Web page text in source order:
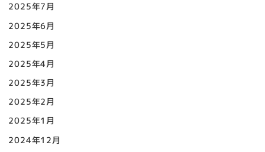
2025年7月
2025年6月
2025年5月
2025年4月
2025年3月
2025年2月
2025年1月
2024年12月